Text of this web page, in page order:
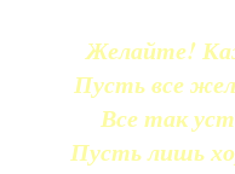
Желайте!
Пусть все
Все так
Пусть лишь